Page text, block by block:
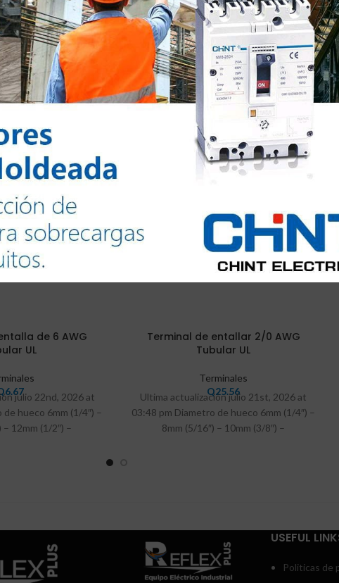
Todos los derechos reservados @2024
– Negro – Naranja – Purpura – Amarillo – Blanco – Verde (según referencia)
de 6 AWG
UL
6.67julio 22nd, 2026 at
hueco 6mm (1/4″) –
– 12mm (1/2″) –
Terminal de entallar 2/0 AWG
Tubular UL
Terminales
Q25.56
Ultima actualización julio 21st, 2026 at
03:48 pm Diametro de hueco 6mm (1/4″) –
8mm (5/16″) – 10mm (3/8″) –
USEFUL
Politicas de